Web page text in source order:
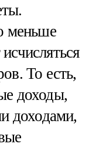
меньше
То есть,
доходы,
доходами,